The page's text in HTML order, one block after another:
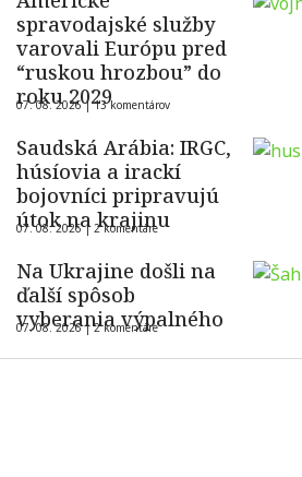
spravodajské služby
varovali Európu pred
“ruskou hrozbou” do
roku 2029
07. 08. 2026 |13 komentárov
Saudská Arábia: IRGC,
húsíovia a irackí
bojovníci pripravujú
útok na krajinu
07. 08. 2026 |2 komentáre
Na Ukrajine došli na
ďalší spôsob
vyberania výpalného
07. 08. 2026 |2 komentáre